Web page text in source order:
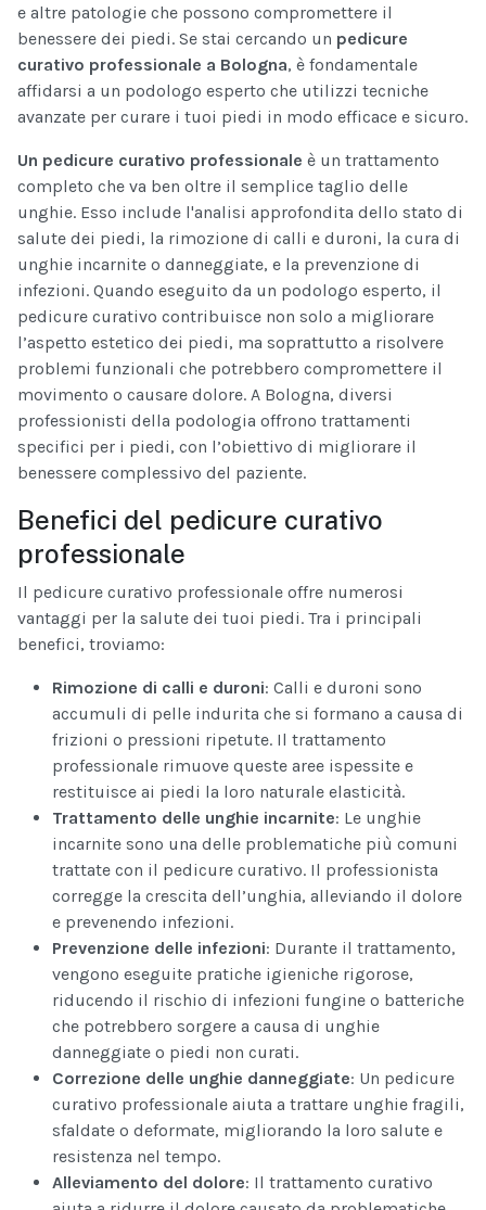
e altre patologie che possono compromettere il
benessere dei piedi. Se stai cercando un pedicure
curativo professionale a Bologna, è fondamentale
affidarsi a un podologo esperto che utilizzi tecniche
avanzate per curare i tuoi piedi in modo efficace e sicuro.
Un pedicure curativo professionale è un trattamento
completo che va ben oltre il semplice taglio delle
unghie. Esso include l'analisi approfondita dello stato di
salute dei piedi, la rimozione di calli e duroni, la cura di
unghie incarnite o danneggiate, e la prevenzione di
infezioni. Quando eseguito da un podologo esperto, il
pedicure curativo contribuisce non solo a migliorare
l’aspetto estetico dei piedi, ma soprattutto a risolvere
problemi funzionali che potrebbero compromettere il
movimento o causare dolore. A Bologna, diversi
professionisti della podologia offrono trattamenti
specifici per i piedi, con l’obiettivo di migliorare il
benessere complessivo del paziente.
Benefici del pedicure curativo
professionale
Il pedicure curativo professionale offre numerosi
vantaggi per la salute dei tuoi piedi. Tra i principali
benefici, troviamo:
Rimozione di calli e duroni: Calli e duroni sono
accumuli di pelle indurita che si formano a causa di
frizioni o pressioni ripetute. Il trattamento
professionale rimuove queste aree ispessite e
restituisce ai piedi la loro naturale elasticità.
Trattamento delle unghie incarnite: Le unghie
incarnite sono una delle problematiche più comuni
trattate con il pedicure curativo. Il professionista
corregge la crescita dell’unghia, alleviando il dolore
e prevenendo infezioni.
Prevenzione delle infezioni: Durante il trattamento,
vengono eseguite pratiche igieniche rigorose,
riducendo il rischio di infezioni fungine o batteriche
che potrebbero sorgere a causa di unghie
danneggiate o piedi non curati.
Correzione delle unghie danneggiate: Un pedicure
curativo professionale aiuta a trattare unghie fragili,
sfaldate o deformate, migliorando la loro salute e
resistenza nel tempo.
Alleviamento del dolore: Il trattamento curativo